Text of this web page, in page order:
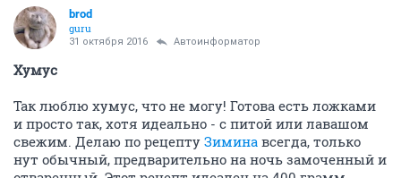
brod
guru
31 октября 2016 Автоинформатор
Хумус
Так люблю хумус, что не могу! Готова есть ложками
и просто так, хотя идеально - с питой или лавашом
свежим. Делаю по рецепту Зимина всегда, только
нут обычный, предварительно на ночь замоченный и